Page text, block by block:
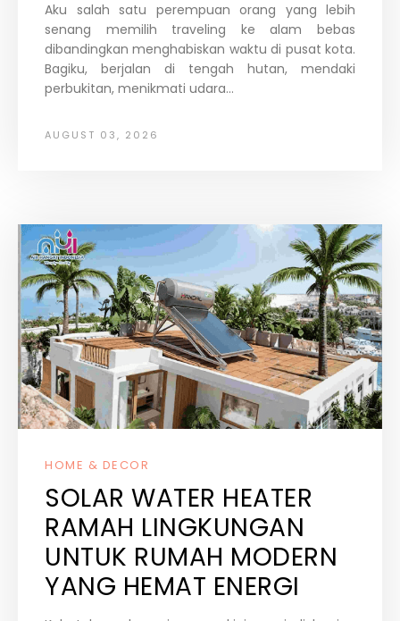
Aku salah satu perempuan orang yang lebih
senang memilih traveling ke alam bebas
dibandingkan menghabiskan waktu di pusat kota.
Bagiku, berjalan di tengah hutan, mendaki
perbukitan, menikmati udara...
AUGUST 03, 2026
HOME & DECOR
SOLAR WATER HEATER
RAMAH LINGKUNGAN
UNTUK RUMAH MODERN
YANG HEMAT ENERGI